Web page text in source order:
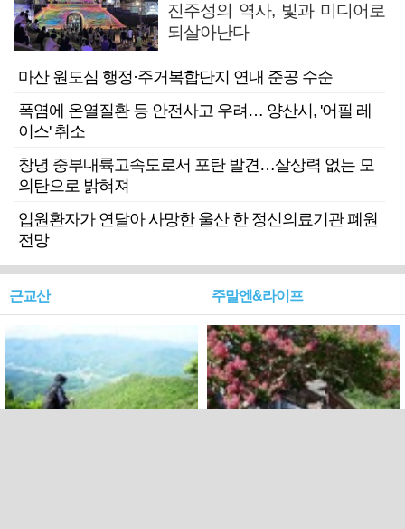
진주성의 역사, 빛과 미디어로
되살아난다
마산 원도심 행정·주거복합단지 연내 준공 수순
폭염에 온열질환 등 안전사고 우려… 양산시, '어필 레
이스' 취소
창녕 중부내륙고속도로서 포탄 발견…살상력 없는 모
의탄으로 밝혀져
입원환자가 연달아 사망한 울산 한 정신의료기관 폐원
전망
근교산 주말엔&라이프